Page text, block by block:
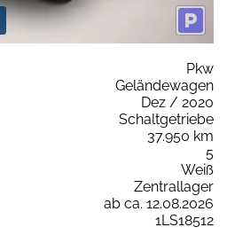
Pkw
Geländewagen
Dez / 2020
Schaltgetriebe
37.950 km
5
Weiß
Zentrallager
ab ca. 12.08.2026
1LS18512